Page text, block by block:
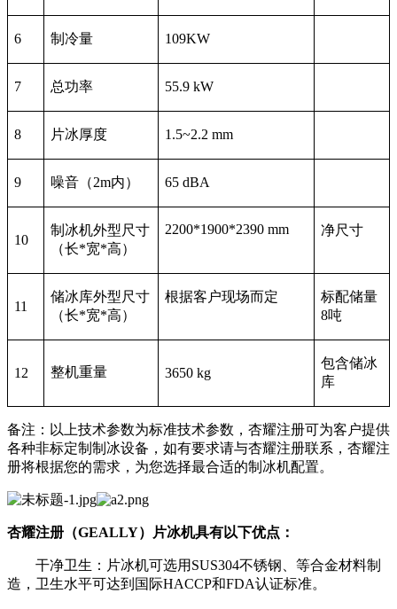
6 制冷量 109KW
7 总功率 55.9 kW
8 片冰厚度 1.5~2.2 mm
9 噪音（2m内） 65 dBA
10
制冰机外型尺寸
（长*宽*高）
2200*1900*2390 mm 净尺寸
11
储冰库外型尺寸
（长*宽*高）
根据客户现场而定
标配储量
8吨
12 整机重量 3650 kg
包含储冰
库
备注：以上技术参数为标准技术参数，杏耀注册可为客户提供
各种非标定制制冰设备，如有要求请与杏耀注册联系，杏耀注
册将根据您的需求，为您选择最合适的制冰机配置。
杏耀注册（GEALLY）片冰机具有以下优点：
干净卫生：片冰机可选用SUS304不锈钢、等合金材料制
造，卫生水平可达到国际HACCP和FDA认证标准。